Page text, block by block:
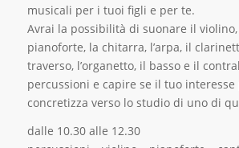
musicali per i tuoi figli e per te.
Avrai la possibilità di suonare il
pianoforte, la chitarra, l’arpa, il
traverso, l’organetto, il basso e il
percussioni e capire se il tuo interesse
concretizza verso lo studio di uno di
dalle 10.30 alle 12.30